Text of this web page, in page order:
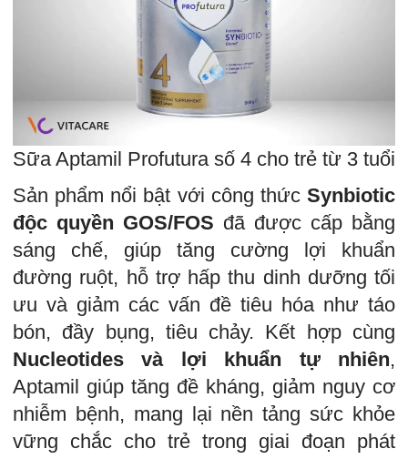
Sữa Aptamil Profutura số 4 cho trẻ từ 3 tuổi
Sản phẩm nổi bật với công thức Synbiotic
độc quyền GOS/FOS đã được cấp bằng
sáng chế, giúp tăng cường lợi khuẩn
đường ruột, hỗ trợ hấp thu dinh dưỡng tối
ưu và giảm các vấn đề tiêu hóa như táo
bón, đầy bụng, tiêu chảy. Kết hợp cùng
Nucleotides và lợi khuẩn tự nhiên,
Aptamil giúp tăng đề kháng, giảm nguy cơ
nhiễm bệnh, mang lại nền tảng sức khỏe
vững chắc cho trẻ trong giai đoạn phát